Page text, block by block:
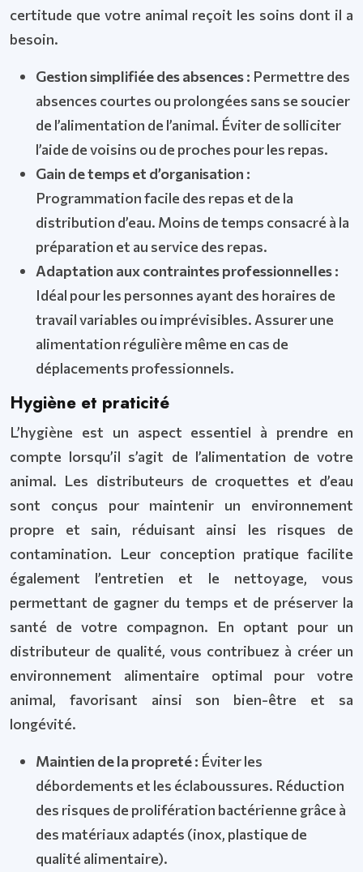
certitude que votre animal reçoit les soins dont il a
besoin.
Gestion simplifiée des absences : Permettre des
absences courtes ou prolongées sans se soucier
de l’alimentation de l’animal. Éviter de solliciter
l’aide de voisins ou de proches pour les repas.
Gain de temps et d’organisation :
Programmation facile des repas et de la
distribution d’eau. Moins de temps consacré à la
préparation et au service des repas.
Adaptation aux contraintes professionnelles :
Idéal pour les personnes ayant des horaires de
travail variables ou imprévisibles. Assurer une
alimentation régulière même en cas de
déplacements professionnels.
Hygiène et praticité
L’hygiène est un aspect essentiel à prendre en
compte lorsqu’il s’agit de l’alimentation de votre
animal. Les distributeurs de croquettes et d’eau
sont conçus pour maintenir un environnement
propre et sain, réduisant ainsi les risques de
contamination. Leur conception pratique facilite
également l’entretien et le nettoyage, vous
permettant de gagner du temps et de préserver la
santé de votre compagnon. En optant pour un
distributeur de qualité, vous contribuez à créer un
environnement alimentaire optimal pour votre
animal, favorisant ainsi son bien-être et sa
longévité.
Maintien de la propreté : Éviter les
débordements et les éclaboussures. Réduction
des risques de prolifération bactérienne grâce à
des matériaux adaptés (inox, plastique de
qualité alimentaire).